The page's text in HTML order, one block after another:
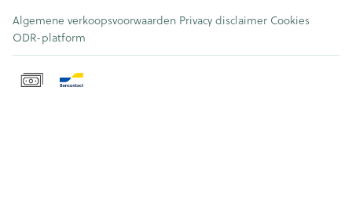
Algemene verkoopsvoorwaarden Privacy disclaimer Cookies
ODR-platform